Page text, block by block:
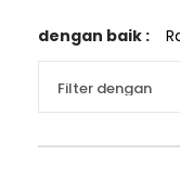
dengan baik :